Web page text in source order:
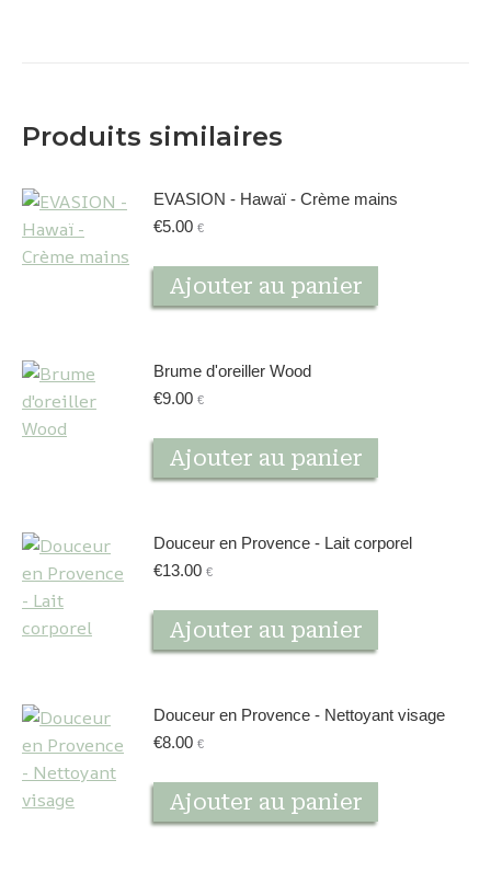
Produits similaires
EVASION - Hawaï - Crème mains
€5.00 €
Ajouter au panier
Brume d'oreiller Wood
€9.00 €
Ajouter au panier
Douceur en Provence - Lait corporel
€13.00 €
Ajouter au panier
Douceur en Provence - Nettoyant visage
€8.00 €
Ajouter au panier